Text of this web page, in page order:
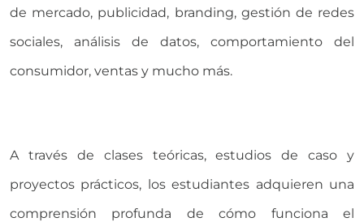
de mercado, publicidad, branding, gestión de redes
sociales, análisis de datos, comportamiento del
consumidor, ventas y mucho más.
A través de clases teóricas, estudios de caso y
proyectos prácticos, los estudiantes adquieren una
comprensión profunda de cómo funciona el